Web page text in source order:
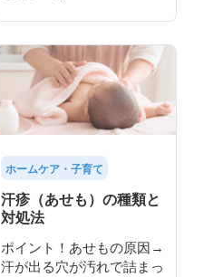
ホームケア・子育て
汗疹（あせも）の種類と
対処法
ポイント！あせもの原因→
汗が出る穴が汚れで詰まっ